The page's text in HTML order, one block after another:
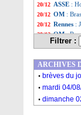
20/12 ASSE :
20/12 OM :
20/12 Rennes :
20/12 OM:
20/12 PSG: le
20/12 OM:
20/12 Nantes :
Liste
Filtrer :
ARCHIVES
. brèves du
. mardi 04/
. dimanche